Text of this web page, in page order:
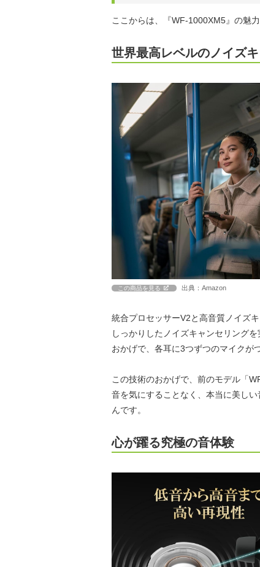
ここからは、『WF-1000XM5』の魅
世界最高レベルのノイズ
この商品を見る 出典：Amazon
統合プロセッサーV2と高音質ノイズ
しっかりしたノイズキャンセリング
おかげで、各耳に3つずつのマイクが
この技術のおかげで、前のモデル「
音を気にすることなく、本当に美し
んです。
心が躍る究極の音体験